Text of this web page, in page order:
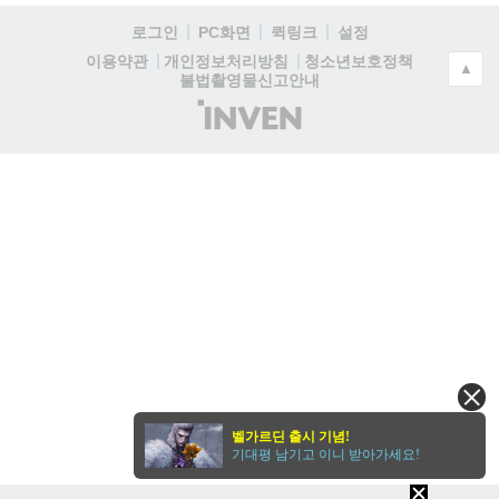
로그인 PC화면 퀵링크
설정
이용약관
개인정보처리방침
청소년보호정책
불법촬영물신고안내
(주)
인
▲
벨가르딘 출시 기념!
기대평 남기고 이니 받아가세요!